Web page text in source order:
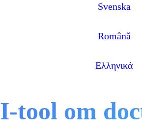
Svenska
Română
Ελληνικά
tool om